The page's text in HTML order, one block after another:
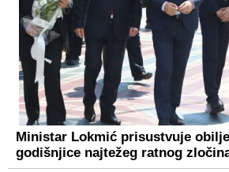
Ministar Lokmić prisustvuje
godišnjice najtežeg ratnog